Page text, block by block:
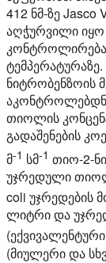
412 ნმ-ზე
აღჭურვილი იყო
ნიტრობენზოის
თიოლის
გადაშენების
მ-1 სმ-1 თიო-2-
უჯრედული
coli უჯრედების
ლიტრი და
(მიულერი და